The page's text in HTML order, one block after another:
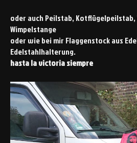
oder auch Peilstab,
Wimpelstange
oder wie bei mir Flaggenstock aus
Edelstahlhalterung.
hasta la victoria siempre